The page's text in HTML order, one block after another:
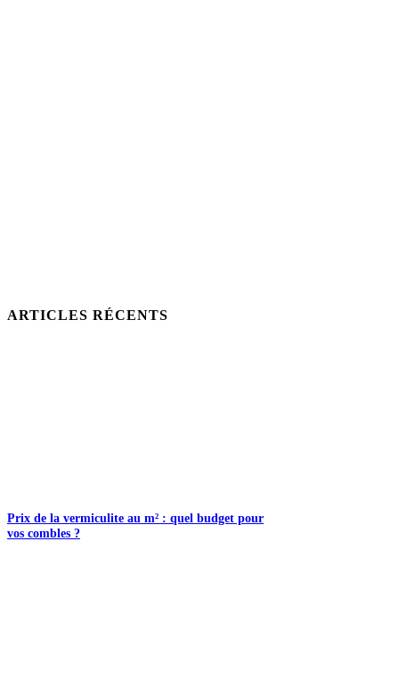
ARTICLES RÉCENTS
Prix de la vermiculite au m² : quel budget pour
vos combles ?